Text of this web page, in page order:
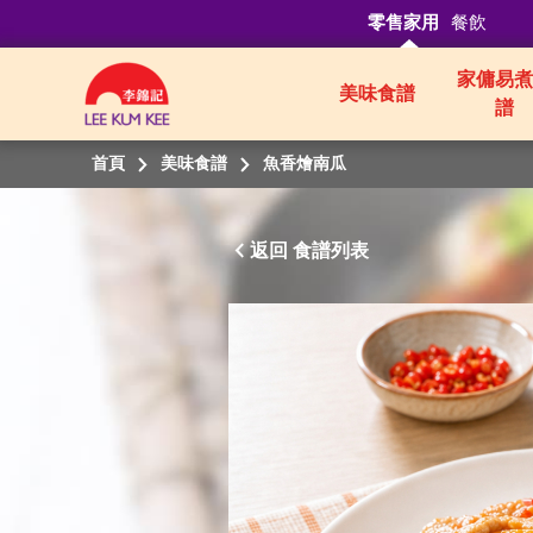
零售家用 餐飲
美味食譜
家傭易
譜
首頁 美味食譜 魚香燴南瓜
返回